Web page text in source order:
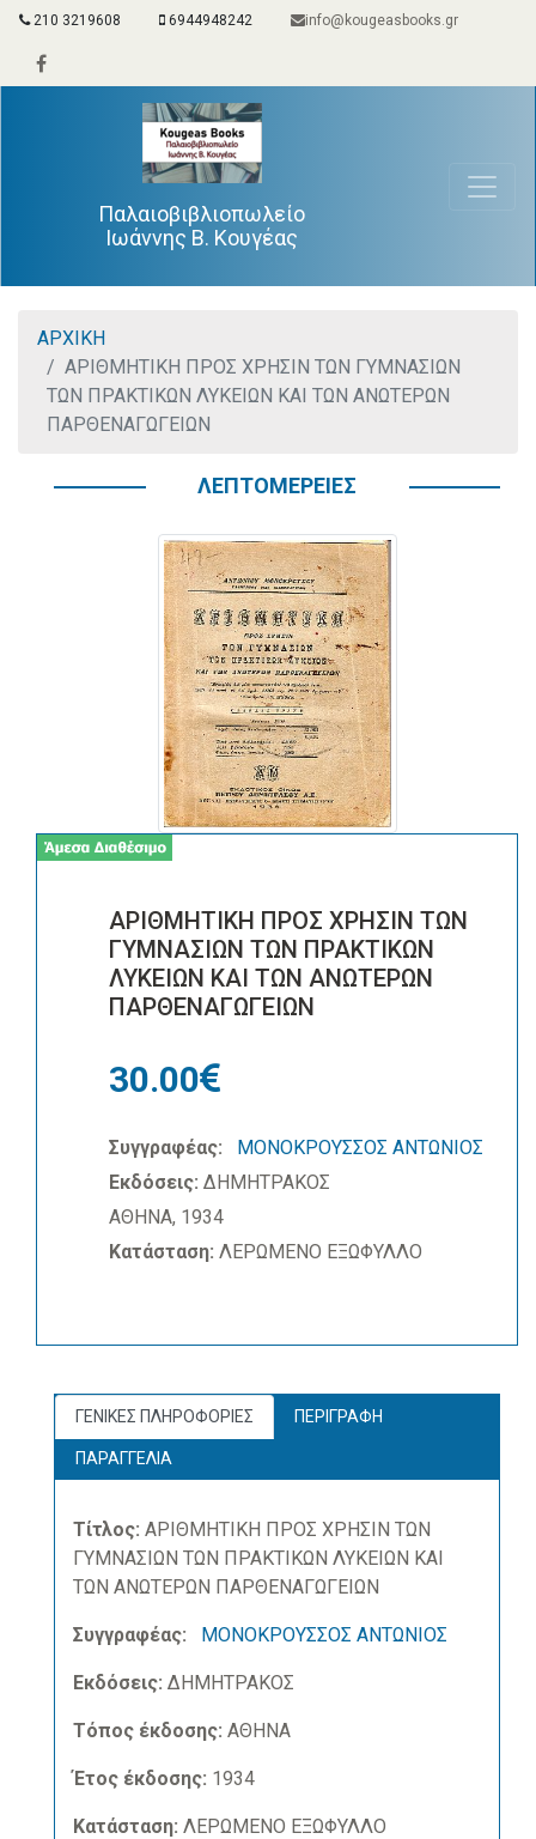
210 3219608 6944948242 info@kougeasbooks.gr
Παλαιοβιβλιοπωλείο
Ιωάννης Β. Κουγέας
ΑΡΧΙΚΗ
ΑΡΙΘΜΗΤΙΚΗ ΠΡΟΣ ΧΡΗΣΙΝ ΤΩΝ ΓΥΜΝΑΣΙΩΝ
ΤΩΝ ΠΡΑΚΤΙΚΩΝ ΛΥΚΕΙΩΝ ΚΑΙ ΤΩΝ ΑΝΩΤΕΡΩΝ
ΠΑΡΘΕΝΑΓΩΓΕΙΩΝ
ΛΕΠΤΟΜΕΡΕΙΕΣ
ΑΡΙΘΜΗΤΙΚΗ ΠΡΟΣ ΧΡΗΣΙΝ ΤΩΝ
ΓΥΜΝΑΣΙΩΝ ΤΩΝ ΠΡΑΚΤΙΚΩΝ
ΛΥΚΕΙΩΝ ΚΑΙ ΤΩΝ ΑΝΩΤΕΡΩΝ
ΠΑΡΘΕΝΑΓΩΓΕΙΩΝ
30.00
Συγγραφέας:
ΜΟΝΟΚΡΟΥΣΣΟΣ ΑΝΤΩΝΙΟΣ
Εκδόσεις: ΔΗΜΗΤΡΑΚΟΣ
ΑΘΗΝΑ, 1934
Κατάσταση: ΛΕΡΩΜΕΝΟ ΕΞΩΦΥΛΛΟ
ΓΕΝΙΚΕΣ ΠΛΗΡΟΦΟΡΙΕΣ ΠΕΡΙΓΡΑΦΗ
ΠΑΡΑΓΓΕΛΙΑ
Τίτλος: ΑΡΙΘΜΗΤΙΚΗ ΠΡΟΣ ΧΡΗΣΙΝ ΤΩΝ
ΓΥΜΝΑΣΙΩΝ ΤΩΝ ΠΡΑΚΤΙΚΩΝ ΛΥΚΕΙΩΝ ΚΑΙ
ΤΩΝ ΑΝΩΤΕΡΩΝ ΠΑΡΘΕΝΑΓΩΓΕΙΩΝ
Συγγραφέας: ΜΟΝΟΚΡΟΥΣΣΟΣ ΑΝΤΩΝΙΟΣ
Εκδόσεις: ΔΗΜΗΤΡΑΚΟΣ
Τόπος έκδοσης: ΑΘΗΝΑ
Έτος έκδοσης: 1934
Κατάσταση: ΛΕΡΩΜΕΝΟ ΕΞΩΦΥΛΛΟ